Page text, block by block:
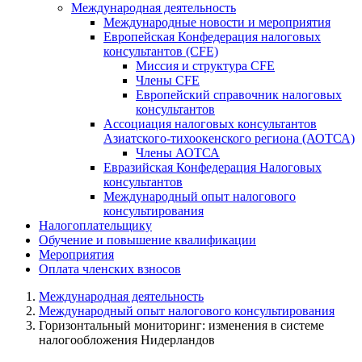
Международная деятельность
Международные новости и мероприятия
Европейская Конфедерация налоговых
консультантов (CFE)
Миссия и структура CFE
Члены CFE
Европейский справочник налоговых
консультантов
Ассоциация налоговых консультантов
Азиатского-тихоокенского региона (АОТСА)
Члены АОТСА
Евразийская Конфедерация Налоговых
консультантов
Международный опыт налогового
консультирования
Налогоплательщику
Обучение и повышение квалификации
Мероприятия
Оплата членских взносов
Международная деятельность
Международный опыт налогового консультирования
Горизонтальный мониторинг: изменения в системе
налогообложения Нидерландов